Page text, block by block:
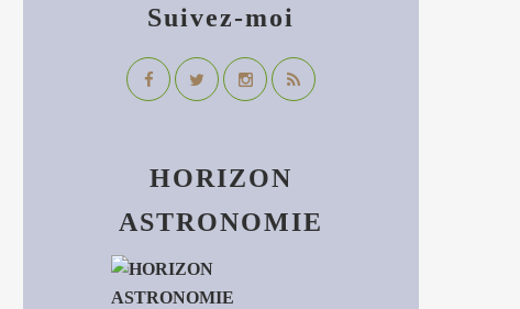
HORIZON
ASTRONOMIE
Suivez-moi